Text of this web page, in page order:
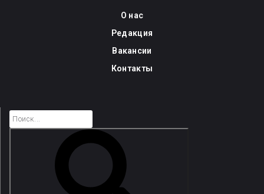
О нас
Редакция
Вакансии
Контакты